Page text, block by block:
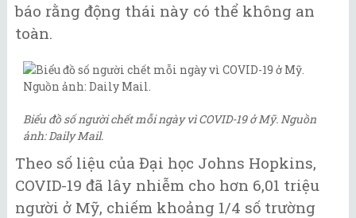
báo rằng động thái này có thể không an
toàn.
Biểu đồ số người chết mỗi ngày vì COVID-19 ở Mỹ. Nguồn
ảnh: Daily Mail.
Theo số liệu của Đại học Johns Hopkins,
COVID-19 đã lây nhiễm cho hơn 6,01 triệu
người ở Mỹ, chiếm khoảng 1/4 số trường